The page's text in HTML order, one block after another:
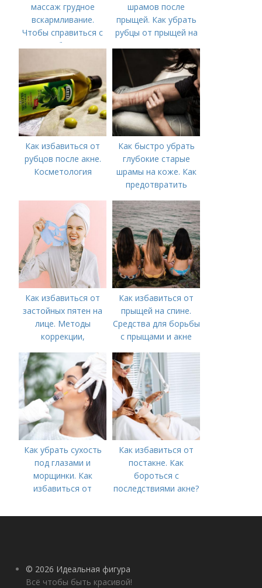
массаж грудное
вскармливание.
Чтобы справиться с
нагрубанием,
предпринять
следующие действия:
шрамов после
прыщей. Как убрать
рубцы от прыщей на
Как избавиться от
рубцов после акне.
Косметология
Как быстро убрать
глубокие старые
шрамы на коже. Как
предотвратить
Как избавиться от
застойных пятен на
лице. Методы
коррекции,
акне и удаления
рубцов и шрамов
постакне
Как избавиться от
прыщей на спине.
Средства для борьбы
с прыщами и акне
Как убрать сухость
под глазами и
морщинки. Как
избавиться от
косметологические
Как избавиться от
постакне. Как
бороться с
последствиями акне?
© 2026 Идеальная фигура
Всё чтобы быть красивой!